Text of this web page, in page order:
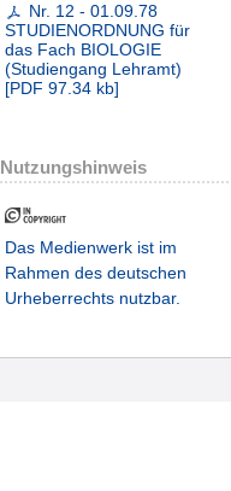
Nr. 12 - 01.09.78
STUDIENORDNUNG für
das Fach BIOLOGIE
(Studiengang Lehramt)
[PDF 97.34 kb]
Nutzungshinweis
Das Medienwerk ist im
Rahmen des deutschen
Urheberrechts nutzbar.